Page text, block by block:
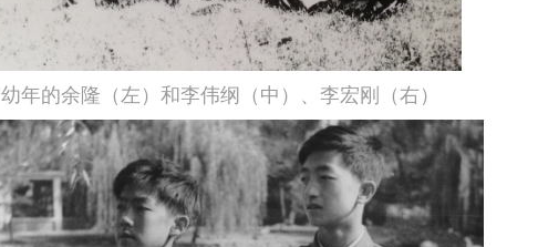
幼年的余隆（左）和李伟纲（中）、李宏刚（右）